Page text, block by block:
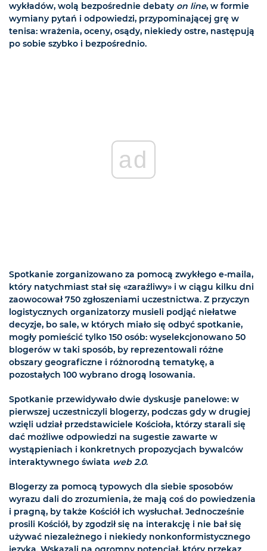
wykładów, wolą bezpośrednie debaty on line, w formie
wymiany pytań i odpowiedzi, przypominającej grę w
tenisa: wrażenia, oceny, osądy, niekiedy ostre, następują
po sobie szybko i bezpośrednio.
ad
Spotkanie zorganizowano za pomocą zwykłego e-maila,
który natychmiast stał się «zaraźliwy» i w ciągu kilku dni
zaowocował 750 zgłoszeniami uczestnictwa. Z przyczyn
logistycznych organizatorzy musieli podjąć niełatwe
decyzje, bo sale, w których miało się odbyć spotkanie,
mogły pomieścić tylko 150 osób: wyselekcjonowano 50
blogerów w taki sposób, by reprezentowali różne
obszary geograficzne i różnorodną tematykę, a
pozostałych 100 wybrano drogą losowania.
Spotkanie przewidywało dwie dyskusje panelowe: w
pierwszej uczestniczyli blogerzy, podczas gdy w drugiej
wzięli udział przedstawiciele Kościoła, którzy starali się
dać możliwe odpowiedzi na sugestie zawarte w
wystąpieniach i konkretnych propozycjach bywalców
interaktywnego świata web 2.0.
Blogerzy za pomocą typowych dla siebie sposobów
wyrazu dali do zrozumienia, że mają coś do powiedzenia
i pragną, by także Kościół ich wysłuchał. Jednocześnie
prosili Kościół, by zgodził się na interakcję i nie bał się
używać niezależnego i niekiedy nonkonformistycznego